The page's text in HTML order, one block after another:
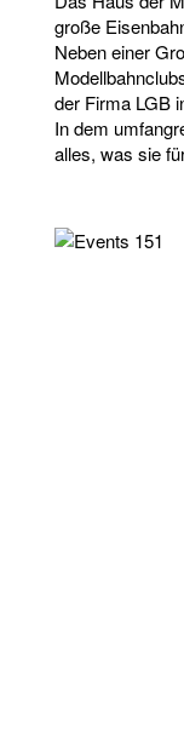
große
Neben einer
der Firma LGB
In dem
alles, was sie